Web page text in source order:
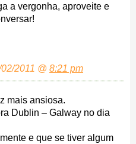
a vergonha, aproveite e
2011 @ 8:21 pm
mais ansiosa.
Dublin – Galway no dia
e que se tiver algum